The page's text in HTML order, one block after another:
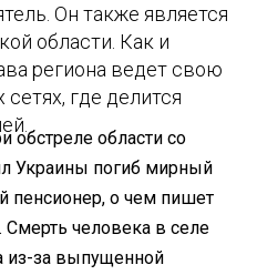
Он также является
области. Как и
региона ведет свою
где делится
обстреле области со
Украины погиб мирный
пенсионер, о чем пишет
. Смерть человека в селе
из-за выпущенной